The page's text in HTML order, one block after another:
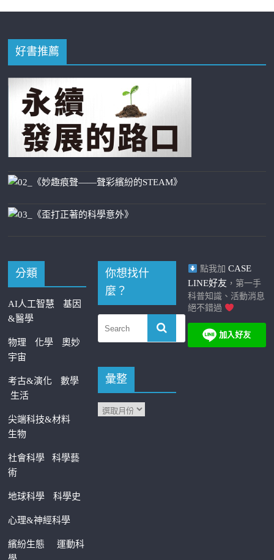
好書推薦
分類
AI人工智慧
基因
&醫學
物理 化學
奧妙
宇宙
考古&演化
數學
生活
尖端科技&材料
生物
社會科學科學藝
術
地球科學 科學史
心理&神經科學
繽紛生態運動科
你想找什
麼？
彙整
點我加 CASE
LINE好友 ，第一手
科普知識、活動消息
絕不錯過